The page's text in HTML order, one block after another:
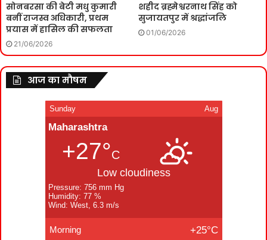
सोनबरसा की बेटी मधु कुमारी
बनीं राजस्व अधिकारी, प्रथम
प्रयास में हासिल की सफलता
21/06/2026
शहीद ब्रह्मेश्वरनाथ सिंह को
सुजायतपुर में श्रद्धांजलि
01/06/2026
आज का मौषम
Sunday Aug
Maharashtra
+27°C
Low cloudiness
Pressure: 756 mm Hg
Humidity: 77 %
Wind: West, 6.3 m/s
Morning +25°C